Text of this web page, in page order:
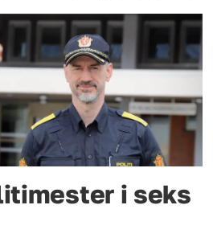
i seks